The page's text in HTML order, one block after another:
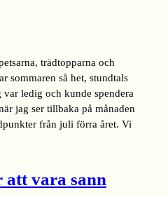
trädtopparna och
sommaren så het, stundtals
ledig och kunde spendera
jag ser tillbaka på månaden
från juli förra året. Vi
vara sann